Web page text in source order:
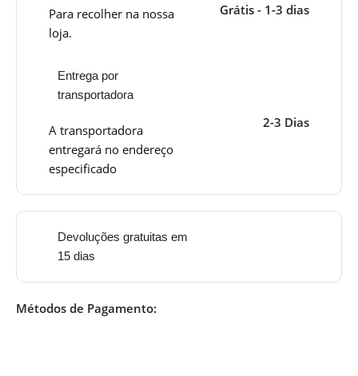
Para recolher na nossa
loja.
Grátis - 1-3 dias
Entrega por
transportadora
A transportadora
entregará no endereço
especificado
2-3 Dias
Devoluções gratuitas em
15 dias
Métodos de Pagamento: